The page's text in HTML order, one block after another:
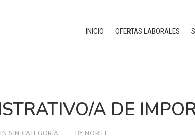
INICIO OFERTAS LABORALES
A DE
IN SIN CATEGORÍA | BY NORIEL